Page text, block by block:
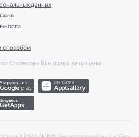
данных
способом
Столетов» Все права защищены